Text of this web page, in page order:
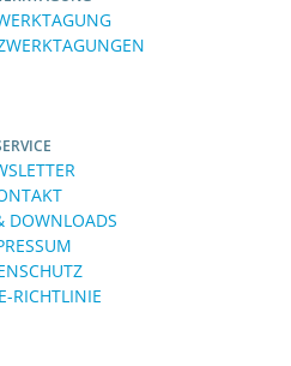
DOWNLOADS
RICHTLINIE